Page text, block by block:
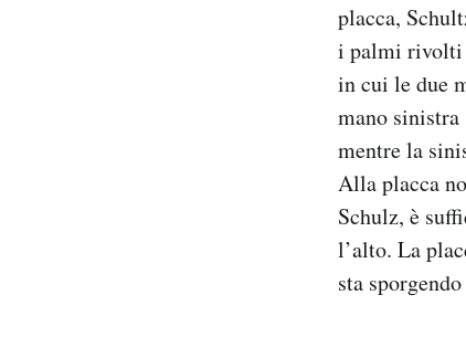
placca,
i palmi rivolti
in cui le due
mano sinistra
mentre la
Alla placca
Schulz, è
l’alto. La
sta